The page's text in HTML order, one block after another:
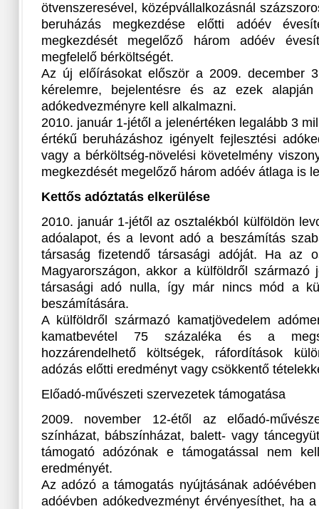
ötvenszeresével, középvállalkozásnál
beruházás megkezdése előtti adóév
megkezdését megelőző három adóév
megfelelő bérköltségét.
Az új előírásokat először a 2009. december
kérelemre, bejelentésre és az ezek alapján
adókedvezményre kell alkalmazni.
2010. január 1-jétől a jelenértéken legalább 3
értékű beruházáshoz igényelt fejlesztési
vagy a bérköltség-növelési követelmény
megkezdését megelőző három adóév átlaga is
Kettős adóztatás elkerülése
2010. január 1-jétől az osztalékból külföldön
adóalapot, és a levont adó a beszámítás
társaság fizetendő társasági adóját. Ha az
Magyarországon, akkor a külföldről származó
társasági adó nulla, így már nincs mód a
beszámítására.
A külföldről származó kamatjövedelem
kamatbevétel 75 százaléka és a
hozzárendelhető költségek, ráfordítások
adózás előtti eredményt vagy csökkentő
Előadó-művészeti szervezetek támogatása
2009. november 12-étől az előadó-
színházat, bábszínházat, balett- vagy
támogató adózónak e támogatással nem
eredményét.
Az adózó a támogatás nyújtásának
adóévben adókedvezményt érvényesíthet, ha